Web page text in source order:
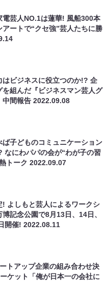
電芸人NO.1は蓮華! 風船300本
アートで“クセ強”芸人たちに勝
はビジネスに役立つのか!? 企
を組んだ『ビジネスマン芸人グ
中間報告2022.09.08
ば子どものコミュニケーション
なにわパパの会が“わが子の習
トーク2022.09.07
! よしもと芸人によるワークシ
博記念公園で8月13日、14日、
開催!2022.08.11
トアップ企業の組み合わせ決
ケット「俺が日本一の会社に